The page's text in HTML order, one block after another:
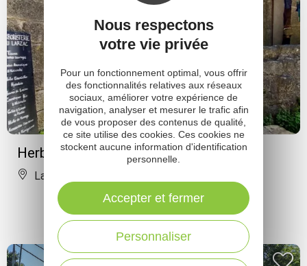
Herboristerie du Larzac
La Couvertoirade
Nous respectons
votre vie privée
Pour un fonctionnement optimal, vous offrir
des fonctionnalités relatives aux réseaux
sociaux, améliorer votre expérience de
navigation, analyser et mesurer le trafic afin
de vous proposer des contenus de qualité,
ce site utilise des cookies. Ces cookies ne
stockent aucune information d'identification
personnelle.
Personnaliser
Accepter et fermer